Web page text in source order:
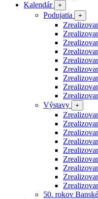
Kalendár
+
Podujatia +
Výstavy
+
50. rokov